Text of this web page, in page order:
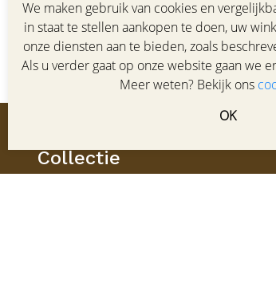
We maken gebruik van cookies en
in staat te stellen aankopen te doen, uw
onze diensten aan te bieden, zoals
Als u verder gaat op onze website gaan we
Meer weten? Bekijk ons
OK
Meld u aan voor de nieuwsbrief van
collectie, trends en aanbiedingen.
Collectie